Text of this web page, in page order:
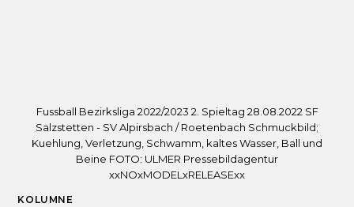
Fussball Bezirksliga 2022/2023 2. Spieltag 28.08.2022 SF
Salzstetten - SV Alpirsbach / Roetenbach Schmuckbild;
Kuehlung, Verletzung, Schwamm, kaltes Wasser, Ball und
Beine FOTO: ULMER Pressebildagentur
xxNOxMODELxRELEASExx
KOLUMNE